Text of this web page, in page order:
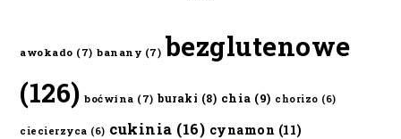
awokado (7) banany (7) bezglutenowe
(126) boćwina (7) buraki (8) chia (9) chorizo (6)
ciecierzyca (6) cukinia (16) cynamon (11)